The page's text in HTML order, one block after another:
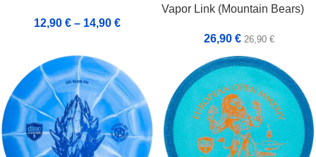
12,90 € – 14,90 €
Vapor Link (Mountain Bears)
26,90 € 26,90 €